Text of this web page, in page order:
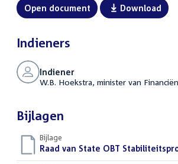
Open document Download
Indieners
Indiener
W.B. Hoekstra, minister van Financiën
Bijlagen
Bijlage
Download
bestand:
Raad van State OBT